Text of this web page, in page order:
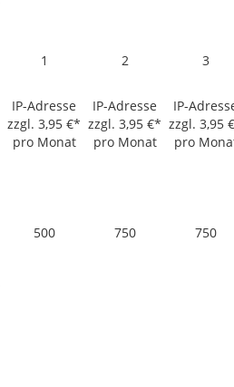
1 2 3
IP-Adresse
zzgl. 3,95 €*
pro Monat
IP-Adresse
zzgl. 3,95 €*
pro Monat
IP-
zzgl. 3,95
pro
500 750 750